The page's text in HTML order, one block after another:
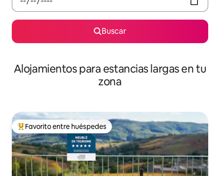
Buscar
Alojamientos para estancias largas en tu
zona
De los mejores en Favorito entre huéspedes
Favorito entre huéspedes